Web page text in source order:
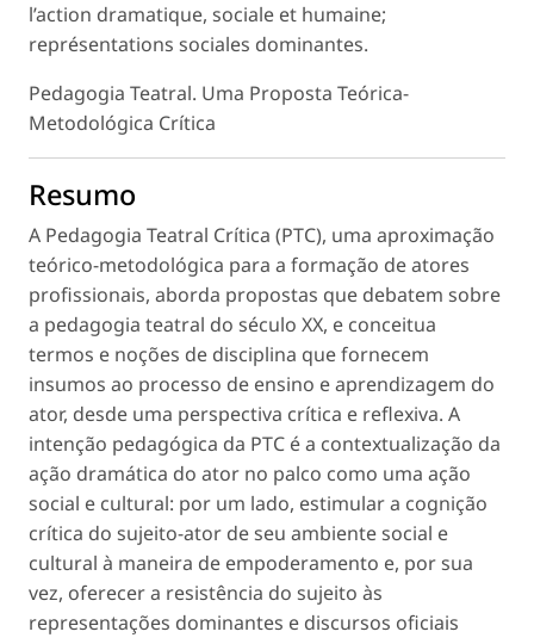
l’action dramatique, sociale et humaine;
représentations sociales dominantes.
Pedagogia Teatral. Uma Proposta Teórica-
Metodológica Crítica
Resumo
A Pedagogia Teatral Crítica (PTC), uma aproximação
teórico-metodológica para a formação de atores
profissionais, aborda propostas que debatem sobre
a pedagogia teatral do século XX, e conceitua
termos e noções de disciplina que fornecem
insumos ao processo de ensino e aprendizagem do
ator, desde uma perspectiva crítica e reflexiva. A
intenção pedagógica da PTC é a contextualização da
ação dramática do ator no palco como uma ação
social e cultural: por um lado, estimular a cognição
crítica do sujeito-ator de seu ambiente social e
cultural à maneira de empoderamento e, por sua
vez, oferecer a resistência do sujeito às
representações dominantes e discursos oficiais